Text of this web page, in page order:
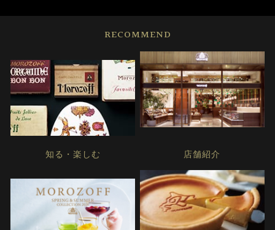
RECOMMEND
知る・楽しむ 店舗紹介